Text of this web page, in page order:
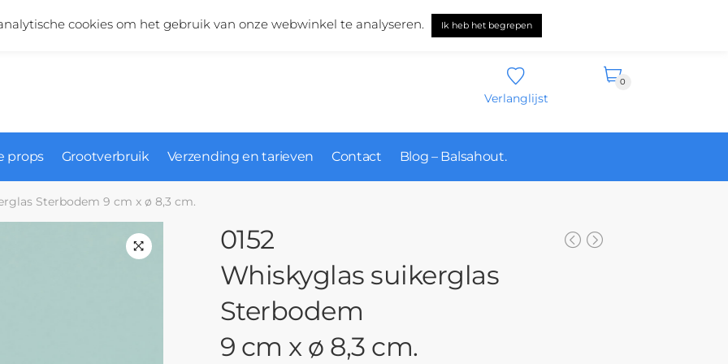
Vragen over onze producten? +31 (0)6 5124 1984
Verlanglijst
0
props Grootverbruik Verzending en tarieven Contact Blog – Balsahout.
Sterbodem 9 cm x ø 8,3 cm.
0152
Whiskyglas suikerglas
Sterbodem
9 cm x ø 8,3 cm.
cookies om het gebruik van onze webwinkel te analyseren. Ik heb het begrepen